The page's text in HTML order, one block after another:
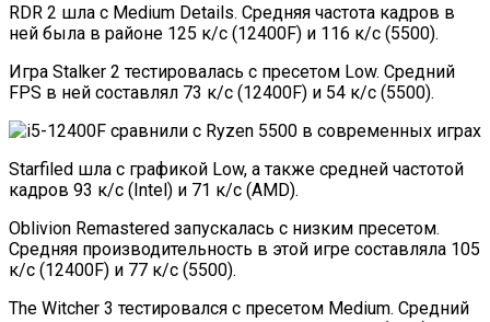
RDR 2 шла с Medium Details. Средняя частота кадров в
ней была в районе 125 к/с (12400F) и 116 к/с (5500).
Игра Stalker 2 тестировалась с пресетом Low. Средний
FPS в ней составлял 73 к/с (12400F) и 54 к/с (5500).
Starfiled шла с графикой Low, а также средней частотой
кадров 93 к/с (Intel) и 71 к/с (AMD).
Oblivion Remastered запускалась с низким пресетом.
Средняя производительность в этой игре составляла 105
к/с (12400F) и 77 к/с (5500).
The Witcher 3 тестировался с пресетом Medium. Средний